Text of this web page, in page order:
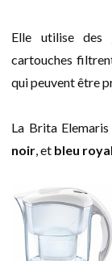
Elle utilise des
cartouches
qui peuvent être
La Brita
noir , et bleu royal